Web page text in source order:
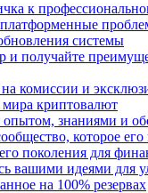
к
системы
получайте
комиссии и
мира криптовалют
опытом, знаниями и
которое
поколения для
вашими идеями для
на 100% резервах